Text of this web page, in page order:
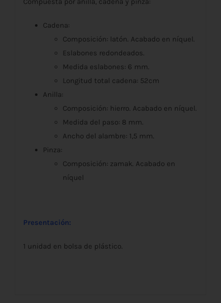
Cadena:
Composición: latón. Acabado en níquel.
Eslabones redondeados.
Medida eslabones: 6 mm.
Longitud total cadena: 52cm
Anilla:
Composición: hierro. Acabado en níquel.
Medida del paso: 8 mm.
Ancho del alambre: 1,5 mm.
Pinza:
Composición: zamak. Acabado en
níquel
Presentación:
1 unidad en bolsa de plástico.